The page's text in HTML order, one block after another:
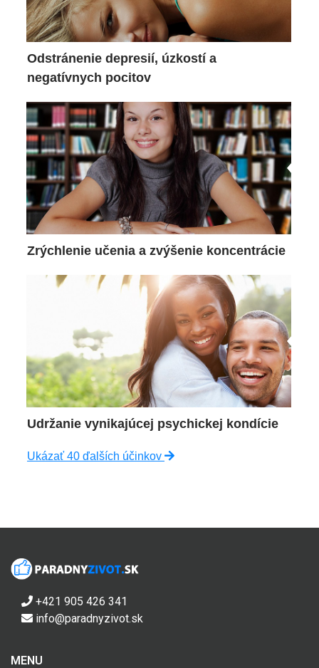
Odstránenie depresií, úzkostí a
negatívnych pocitov
Zrýchlenie učenia a zvýšenie koncentrácie
Udržanie vynikajúcej psychickej kondície
Ukázať 40 ďalších účinkov
+421 905 426 341
info@paradnyzivot.sk
MENU